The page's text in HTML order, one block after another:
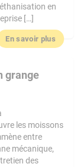
en
[…]
En savoir plus
grange
les moissons
entre
mécanique,
des